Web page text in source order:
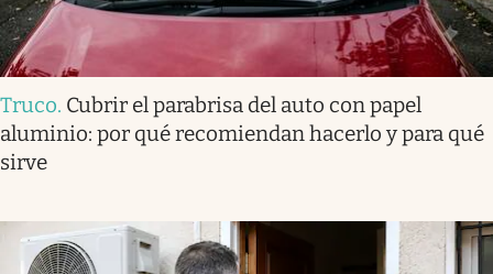
Truco. Cubrir el parabrisa del auto con papel
aluminio: por qué recomiendan hacerlo y para qué
sirve